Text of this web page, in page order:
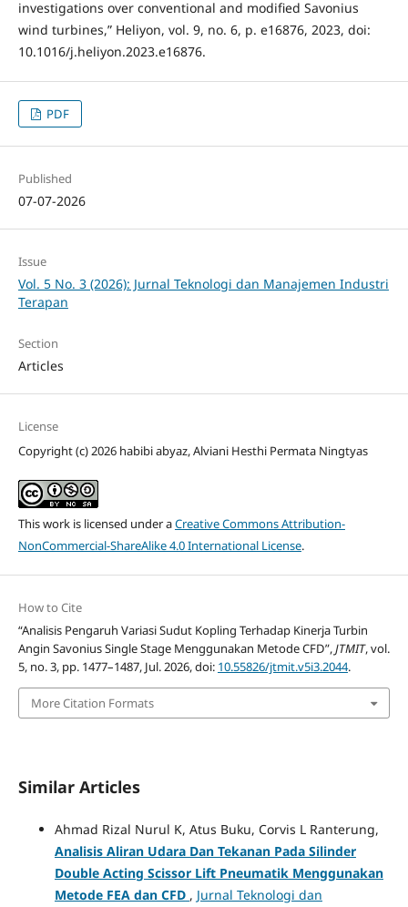
investigations over conventional and modified Savonius
wind turbines,” Heliyon, vol. 9, no. 6, p. e16876, 2023, doi:
10.1016/j.heliyon.2023.e16876.
PDF
Published
07-07-2026
Issue
Vol. 5 No. 3 (2026): Jurnal Teknologi dan Manajemen Industri
Terapan
Section
Articles
License
Copyright (c) 2026 habibi abyaz, Alviani Hesthi Permata Ningtyas
This work is licensed under aCreative Commons Attribution-
NonCommercial-ShareAlike 4.0 International License.
How to Cite
“Analisis Pengaruh Variasi Sudut Kopling Terhadap Kinerja Turbin
Angin Savonius Single Stage Menggunakan Metode CFD”,JTMIT, vol.
5, no. 3, pp. 1477–1487, Jul. 2026, doi: 10.55826/jtmit.v5i3.2044.
More Citation Formats
Similar Articles
Ahmad Rizal Nurul K, Atus Buku, Corvis L Ranterung,
Analisis Aliran Udara Dan Tekanan Pada Silinder
Double Acting Scissor Lift Pneumatik Menggunakan
Metode FEA dan CFD , Jurnal Teknologi dan